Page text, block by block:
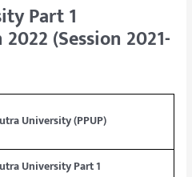
Part 1
(Session 2021-
University (PPUP)
University Part 1